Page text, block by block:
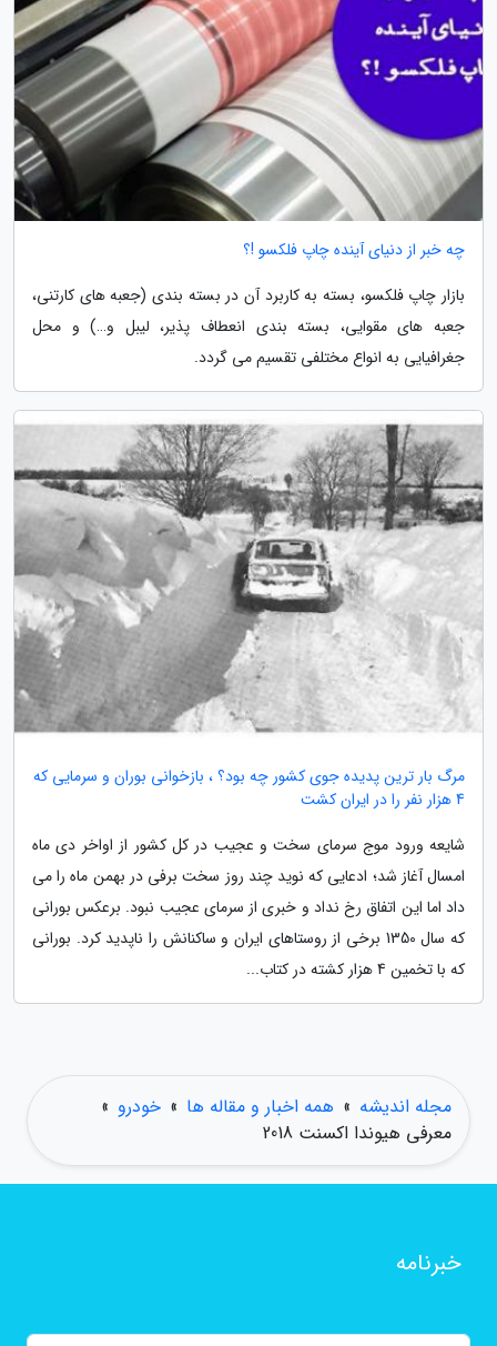
چه خبر از دنیای آینده چاپ فلکسو !؟
بازار چاپ فلکسو، بسته به کاربرد آن در بسته بندی (جعبه های کارتنی،
جعبه های مقوایی، بسته بندی انعطاف پذیر، لیبل و…) و محل
جغرافیایی به انواع مختلفی تقسیم می گردد.
مرگ بار ترین پدیده جوی کشور چه بود؟ ، بازخوانی بوران و سرمایی که
4 هزار نفر را در ایران کشت
شایعه ورود موج سرمای سخت و عجیب در کل کشور از اواخر دی ماه
امسال آغاز شد؛ ادعایی که نوید چند روز سخت برفی در بهمن ماه را می
داد اما این اتفاق رخ نداد و خبری از سرمای عجیب نبود. برعکس بورانی
که سال 1350 برخی از روستاهای ایران و ساکنانش را ناپدید کرد. بورانی
که با تخمین 4 هزار کشته در کتاب...
مجله اندیشه » همه اخبار و مقاله ها » خودرو »
معرفی هیوندا اکسنت 2018
خبرنامه